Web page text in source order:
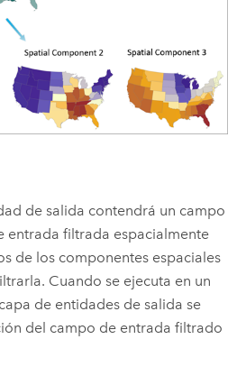
de salida contendrá un campo
entrada filtrada espacialmente
de los componentes espaciales
Cuando se ejecuta en un
de entidades de salida se
del campo de entrada filtrado